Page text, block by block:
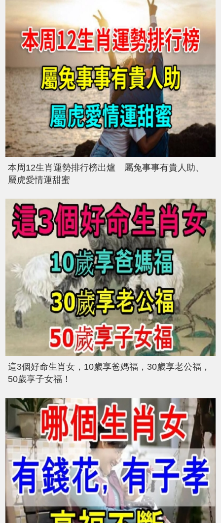
本周12生肖運勢排行榜出爐 屬兔事事有貴人助、
屬虎愛情運甜蜜
這3個好命生肖女，10歲享爸媽福，30歲享老公福，
50歲享子女福！